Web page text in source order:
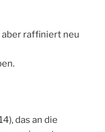
raffiniert neu
das an die